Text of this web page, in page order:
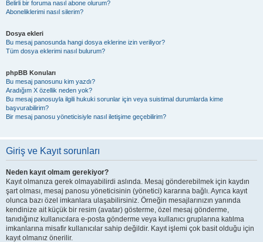
Belirli bir foruma nasıl abone olurum?
Aboneliklerimi nasıl silerim?
Dosya ekleri
Bu mesaj panosunda hangi dosya eklerine izin veriliyor?
Tüm dosya eklerimi nasıl bulurum?
phpBB Konuları
Bu mesaj panosunu kim yazdı?
Aradığım X özellik neden yok?
Bu mesaj panosuyla ilgili hukuki sorunlar için veya suistimal durumlarda kime
başvurabilirim?
Bir mesaj panosu yöneticisiyle nasıl iletişime geçebilirim?
Giriş ve Kayıt sorunları
Neden kayıt olmam gerekiyor?
Kayıt olmanıza gerek olmayabilirdi aslında. Mesaj gönderebilmek için kaydın
şart olması, mesaj panosu yöneticisinin (yönetici) kararına bağlı. Ayrıca kayıt
olunca bazı özel imkanlara ulaşabilirsiniz. Örneğin mesajlarınızın yanında
kendinize ait küçük bir resim (avatar) gösterme, özel mesaj gönderme,
tanıdığınız kullanıcılara e-posta gönderme veya kullanıcı gruplarına katılma
imkanlarına misafir kullanıcılar sahip değildir. Kayıt işlemi çok basit olduğu için
kayıt olmanız önerilir.